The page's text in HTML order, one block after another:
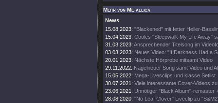
Mehr von Metallica
News
15.08.2023: "Blackened" mit fetter Heller-
15.04.2023: Cooles "Sleepwalk My Life Away"
31.03.2023: Ansprechender Titelsong im
03.03.2023: Neues Video: "If Darkness Had a
20.01.2023: Nächste Hörprobe mitsamt Video
29.11.2022: Nagelneuer Song samt Video und
15.05.2022: Mega-Livesclips und klasse Setlist
30.07.2021: Viele interessante Cover-Videos
23.06.2021: Unnötiger "Black Album"-remaster
28.08.2020: "No Leaf Clover" Liveclip zu